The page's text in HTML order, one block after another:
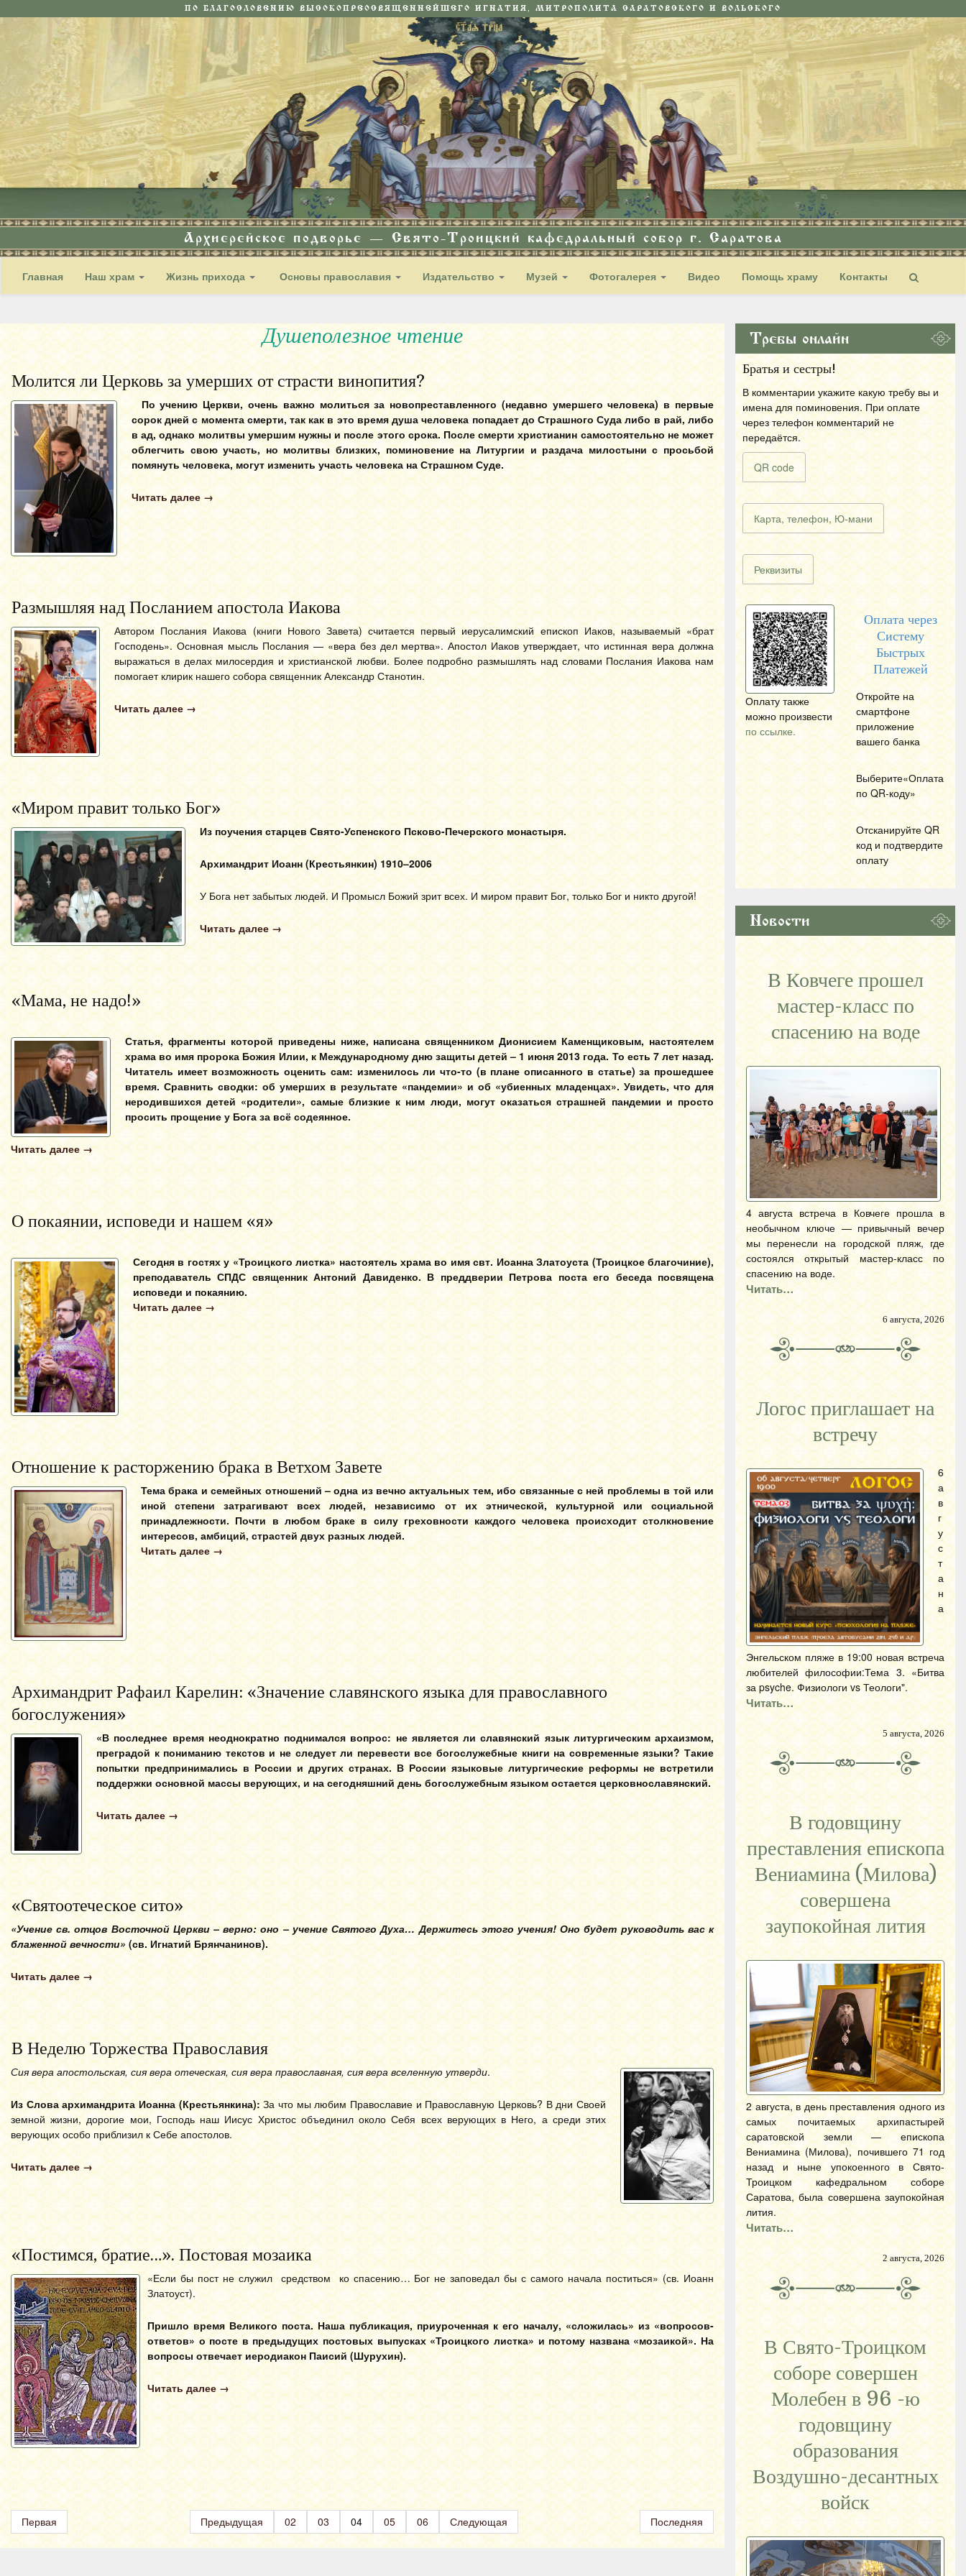
ПО БЛАГОСЛОВЕНИЮ ВЫСОКОПРЕОСВЯЩЕННЕЙШЕГО ИГНАТИЯ, МИТРОПОЛИТА САРАТОВСКОГО И ВОЛЬСКОГО
Архиерейское подворье — Свято-Троицкий кафедральный собор г. Саратова
Главная Наш храм Жизнь прихода Основы православия Издательство Музей Фотогалерея Видео Помощь храму Контакты
Душеполезное чтение
Молится ли Церковь за умерших от страсти винопития?
По учению Церкви, очень важно молиться за новопреставленного (недавно умершего человека) в первые
сорок дней с момента смерти, так как в это время душа человека попадает до Страшного Суда либо в рай, либо
в ад, однако молитвы умершим нужны и после этого срока. После смерти христианин самостоятельно не может
облегчить свою участь, но молитвы близких, поминовение на Литургии и раздача милостыни с просьбой
помянуть человека, могут изменить участь человека на Страшном Суде.
Читать далее →
Размышляя над Посланием апостола Иакова
Автором Послания Иакова (книги Нового Завета) считается первый иерусалимский епископ Иаков, называемый «брат
Господень». Основная мысль Послания — «вера без дел мертва». Апостол Иаков утверждает, что истинная вера должна
выражаться в делах милосердия и христианской любви. Более подробно размышлять над словами Послания Иакова нам
помогает клирик нашего собора священник Александр Станотин.
Читать далее→
«Миром правит только Бог»
Из поучения старцев Свято-Успенского Псково-Печерского монастыря.
Архимандрит Иоанн (Крестьянкин) 1910–2006
У Бога нет забытых людей. И Промысл Божий зрит всех. И миром правит Бог, только Бог и никто другой!
Читать далее →
«Мама, не надо!»
Статья, фрагменты которой приведены ниже, написана священником Дионисием Каменщиковым, настоятелем
храма во имя пророка Божия Илии, к Международному дню защиты детей – 1 июня 2013 года. То есть 7 лет назад.
Читатель имеет возможность оценить сам: изменилось ли что-то (в плане описанного в статье) за прошедшее
время. Сравнить сводки: об умерших в результате «пандемии» и об «убиенных младенцах». Увидеть, что для
неродившихся детей «родители», самые близкие к ним люди, могут оказаться страшней пандемии и просто
просить прощение у Бога за всё содеянное.
Читать далее →
О покаянии, исповеди и нашем «я»
Сегодня в гостях у «Троицкого листка» настоятель храма во имя свт. Иоанна Златоуста (Троицкое благочиние),
преподаватель СПДС священник Антоний Давиденко. В преддверии Петрова поста его беседа посвящена
исповеди и покаянию.
Читать далее →
Отношение к расторжению брака в Ветхом Завете
Тема брака и семейных отношений – одна из вечно актуальных тем, ибо связанные с ней проблемы в той или
иной степени затрагивают всех людей, независимо от их этнической, культурной или социальной
принадлежности.Почти в любом браке в силу греховности каждого человека происходит столкновение
интересов, амбиций, страстей двух разных людей.
Читать далее →
Архимандрит Рафаил Карелин: «Значение славянского языка для православного
богослужения»
«В последнее время неоднократно поднимался вопрос: не является ли славянский язык литургическим архаизмом,
преградой к пониманию текстов и не следует ли перевести все богослужебные книги на современные языки? Такие
попытки предпринимались в России и других странах. В России языковые литургические реформы не встретили
поддержки основной массы верующих, и на сегодняшний день богослужебным языком остается церковнославянский.
Читать далее →
«Святоотеческое сито»
«Учение св. отцов Восточной Церкви – верно: оно – учение Святого Духа… Держитесь этого учения! Оно будет руководить вас к
блаженной вечности» (св. Игнатий Брянчанинов).
Читать далее →
В Неделю Торжества Православия
Сия вера апостольская, сия вера отеческая, сия вера православная, сия вера вселенную утверди.
Из Слова архимандрита Иоанна (Крестьянкина):За что мы любим Православие и Православную Церковь? В дни Своей
земной жизни, дорогие мои, Господь наш Иисус Христос объ­единил около Себя всех верующих в Него, а среди этих
верующих особо приблизил к Себе апостолов.
Читать далее →
«Постимся, братие…». Постовая мозаика
«Если бы пост не служил средством ко спасению… Бог не заповедал бы с самого начала поститься» (св. Иоанн
Златоуст).
Пришло время Великого поста. Наша публикация, приуроченная к его началу, «сложилась» из «вопросов-
ответов» о посте в предыдущих постовых выпусках «Троицкого листка» и потому названа «мозаикой». На
вопрос­­­­­ы отвечает иеродиакон Паисий (Шурухин).
Читать далее →
Первая Предыдущая 02 03 04 05 06 Следующая Последняя
Требы онлайн
Братья и сестры!
В комментарии укажите какую требу вы и
имена для поминовения. При оплате
через телефон комментарий не
передаётся.
QR code
Карта, телефон, Ю-мани
Реквизиты
Оплату также
можно произвести
по ссылке.
Оплата через
Систему
Быстрых
Платежей
Откройте на
смартфоне
приложение
вашего банка
Выберите«Оплата
по QR-коду»
Отсканируйте QR
код и подтвердите
оплату
Новости
В Ковчеге прошел
мастер-класс по
спасению на воде
4 августа встреча в Ковчеге прошла в
необычном ключе — привычный вечер
мы перенесли на городской пляж, где
состоялся открытый мастер-класс по
спасению на воде.
Читать…
6 августа, 2026
Логос приглашает на
встречу
6
а
в
г
у
с
т
а
н
а
Энгельском пляже в 19:00 новая встреча
любителей философии:Тема 3. «Битва
за psyche. Физиологи vs Теологи".
Читать…
5 августа, 2026
В годовщину
преставления епископа
Вениамина (Милова)
совершена
заупокойная лития
2 августа, в день преставления одного из
самых почитаемых архипастырей
саратовской земли — епископа
Вениамина (Милова), почившего 71 год
назад и ныне упокоенного в Свято-
Троицком кафедральном соборе
Саратова, была совершена заупокойная
лития.
Читать…
2 августа, 2026
В Свято-Троицком
соборе совершен
Молебен в 96 -ю
годовщину
образования
Воздушно-десантных
войск